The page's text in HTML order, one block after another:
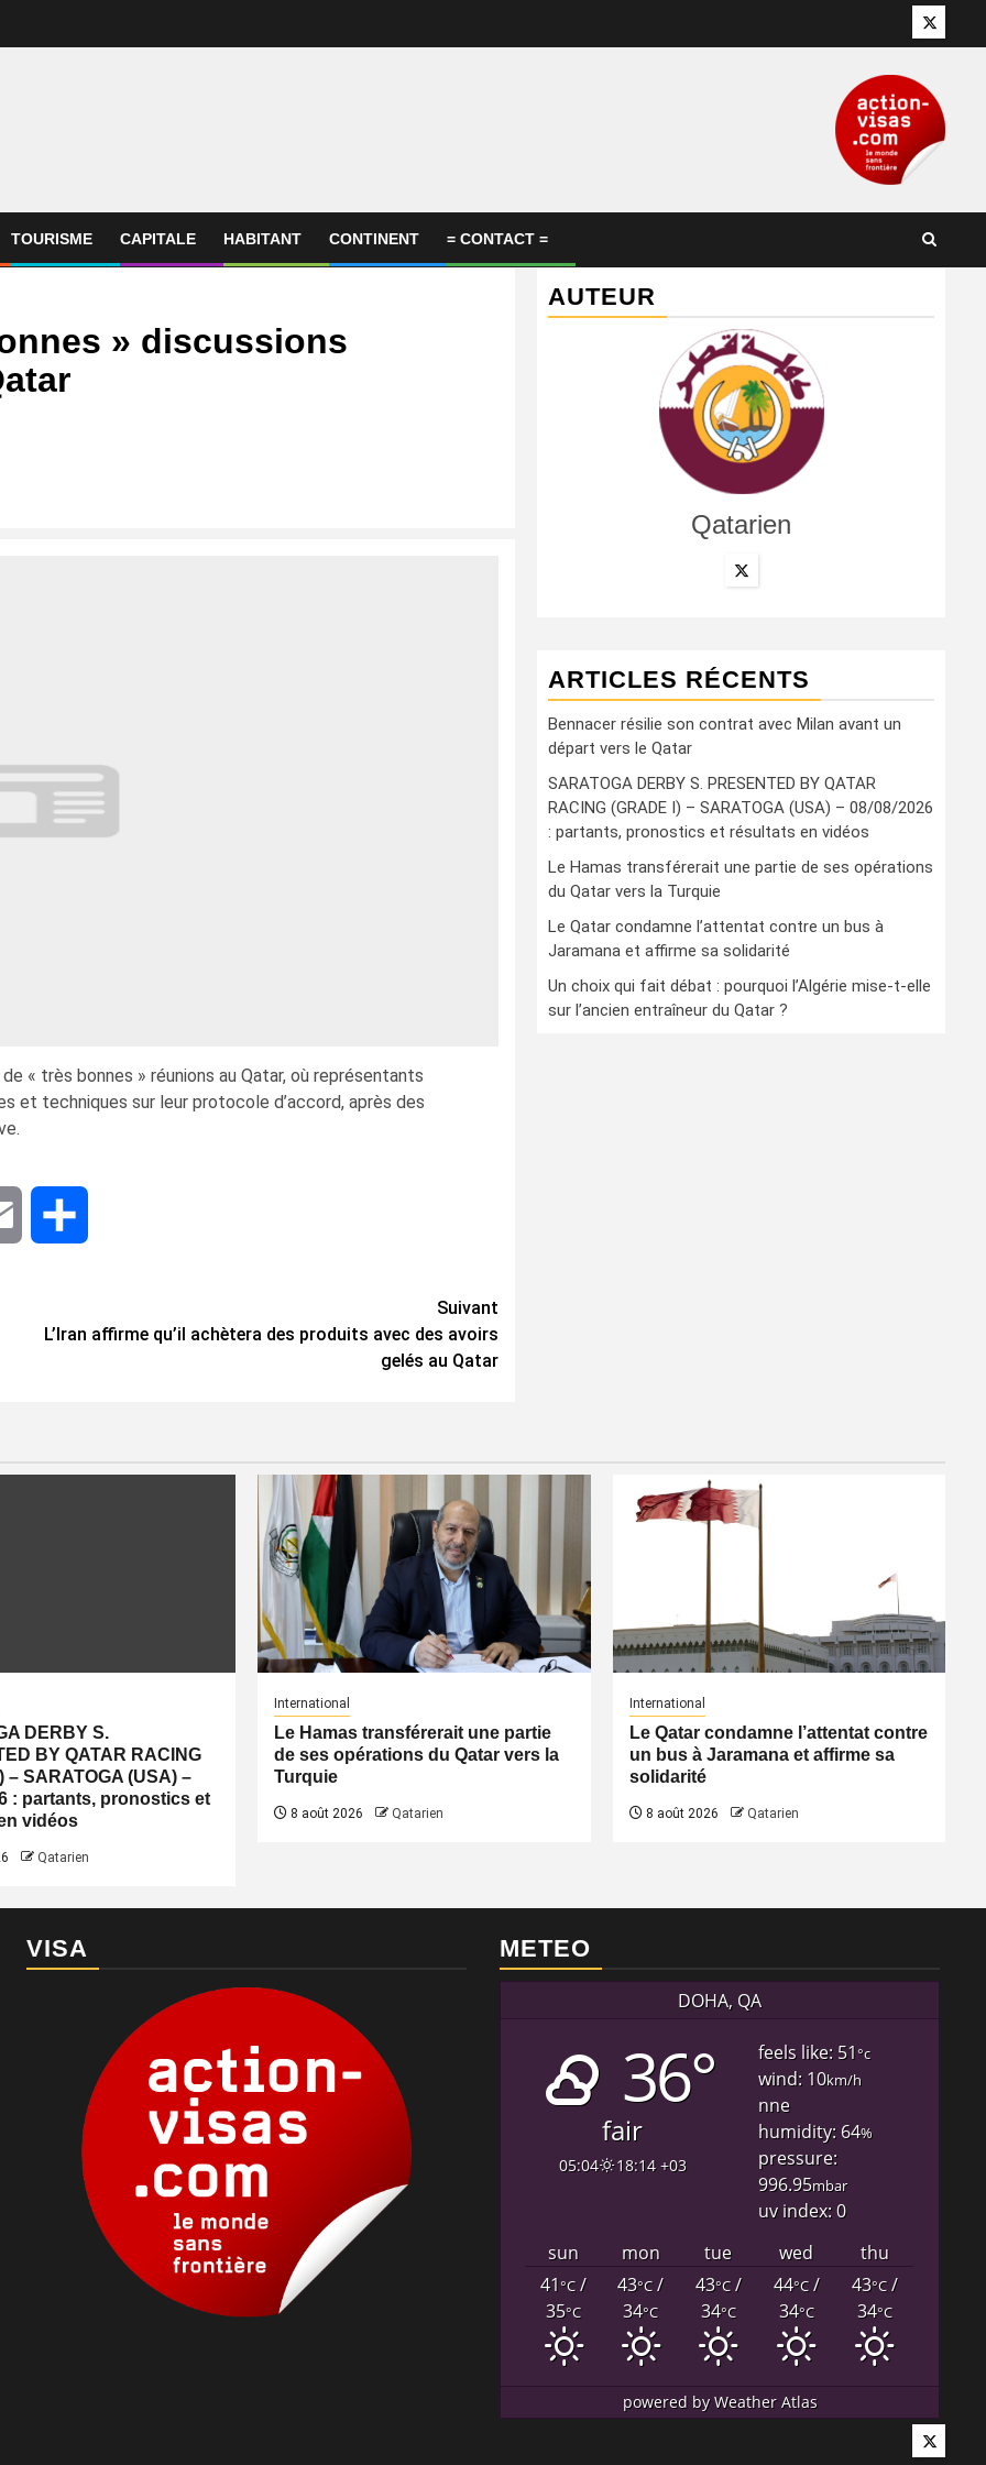
Twitter
TOURISME CAPITALE HABITANT CONTINENT = CONTACT =
» discussions
« très bonnes » réunions au Qatar, où représentants
et techniques sur leur protocole d’accord, après des
Email
Suivant
L’Iran affirme qu’il achètera des produits avec des avoirs
gelés au Qatar
AUTEUR
Qatarien
ARTICLES RÉCENTS
Bennacer résilie son contrat avec Milan avant un
départ vers le Qatar
SARATOGA DERBY S. PRESENTED BY QATAR
RACING (GRADE I) – SARATOGA (USA) – 08/08/2026
: partants, pronostics et résultats en vidéos
Le Hamas transférerait une partie de ses opérations
du Qatar vers la Turquie
Le Qatar condamne l’attentat contre un bus à
Jaramana et affirme sa solidarité
Un choix qui fait débat : pourquoi l’Algérie mise-t-elle
sur l’ancien entraîneur du Qatar ?
DERBY S.
BY QATAR RACING
– SARATOGA (USA) –
: partants, pronostics et
vidéos
Qatarien
International
Le Hamas transférerait une partie
de ses opérations du Qatar vers la
Turquie
8 août 2026 Qatarien
International
Le Qatar condamne l’attentat contre
un bus à Jaramana et affirme sa
solidarité
8 août 2026 Qatarien
VISA METEO
DOHA, QA
36°
fair
05:04 18:14 +03
feels like: 51°c
wind: 10km/h
nne
humidity: 64%
pressure:
996.95mbar
uv index: 0
sun
mon tue wed
thu
41°C/
35°C
43°C/
34°C
43°C/
34°C
44°C/
34°C
43°C/
34°C
powered byWeather Atlas
Twitter